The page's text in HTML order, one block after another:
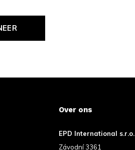
Over ons
EPD International s.r.o.
Závodní 3361